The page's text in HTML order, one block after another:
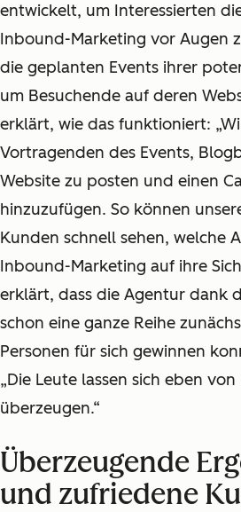
entwickelt, um Interessierten
Inbound-Marketing vor Augen
die geplanten Events ihrer
um Besuchende auf deren
erklärt, wie das funktioniert:
Vortragenden des Events,
Website zu posten und einen
hinzuzufügen. So können
Kunden schnell sehen, welche
Inbound-Marketing auf ihre
erklärt, dass die Agentur dank
schon eine ganze Reihe
Personen für sich gewinnen
„Die Leute lassen sich eben von
überzeugen.“
Überzeugende
und zufriedene